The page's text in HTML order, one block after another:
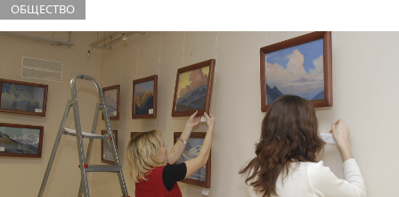
ОБЩЕСТВО